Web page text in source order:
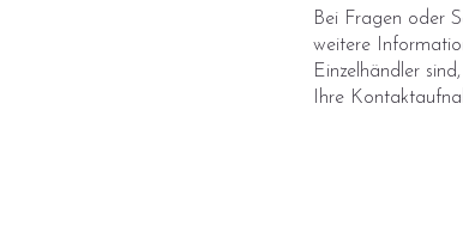
Bei Fragen oder
weitere
Einzelhändler
Ihre